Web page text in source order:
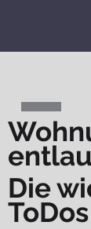
Die
ToDos